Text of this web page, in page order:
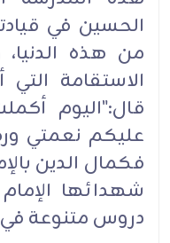
الحسين في
من هذه
الاستقامة التي
قال:"اليوم
عليكم نعمتي
فكمال الدين
شهدائها
دروس متنوعة في